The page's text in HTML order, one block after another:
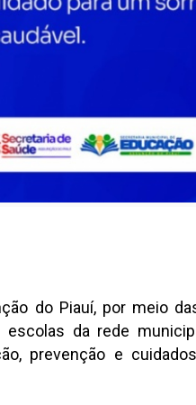
do Piauí, por meio
escolas da rede
prevenção e